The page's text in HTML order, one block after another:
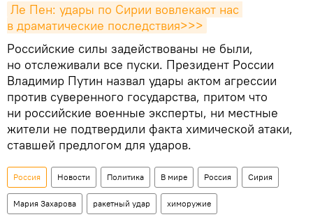
Ле Пен: удары по Сирии вовлекают нас
в драматические последствия>>>
Российские силы задействованы не были,
но отслеживали все пуски. Президент России
Владимир Путин назвал удары актом агрессии
против суверенного государства, притом что
ни российские военные эксперты, ни местные
жители не подтвердили факта химической атаки,
ставшей предлогом для ударов.
Россия Новости Политика В мире Россия Сирия
Мария Захарова ракетный удар химоружие